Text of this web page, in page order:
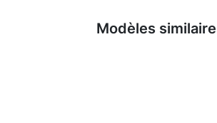
Modèles
En savoir plus